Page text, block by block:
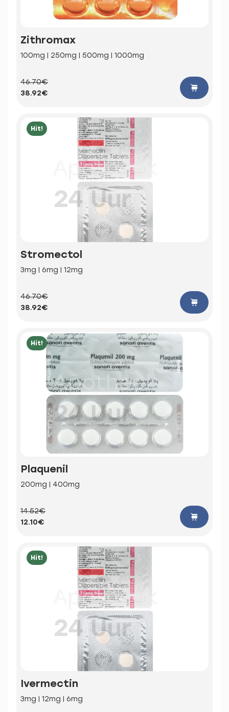
Zithromax
100mg | 250mg | 500mg | 1000mg
46.70€
38.92€
Hit!
Stromectol
3mg | 6mg | 12mg
46.70€
38.92€
Hit!
Plaquenil
200mg | 400mg
14.52€
12.10€
Hit!
Ivermectin
3mg | 12mg | 6mg